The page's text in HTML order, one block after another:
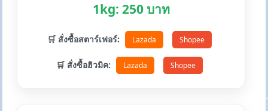
1kg: 250 บาท
🛒 สั่งซื้อสตาร์เฟอร์: Lazada Shopee
🛒 สั่งซื้อฮิวมิค: Lazada Shopee